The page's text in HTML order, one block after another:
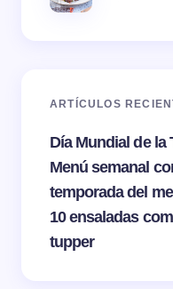
ARTÍCULOS
Día Mundial de la
Menú semanal
temporada del
10 ensaladas
tupper